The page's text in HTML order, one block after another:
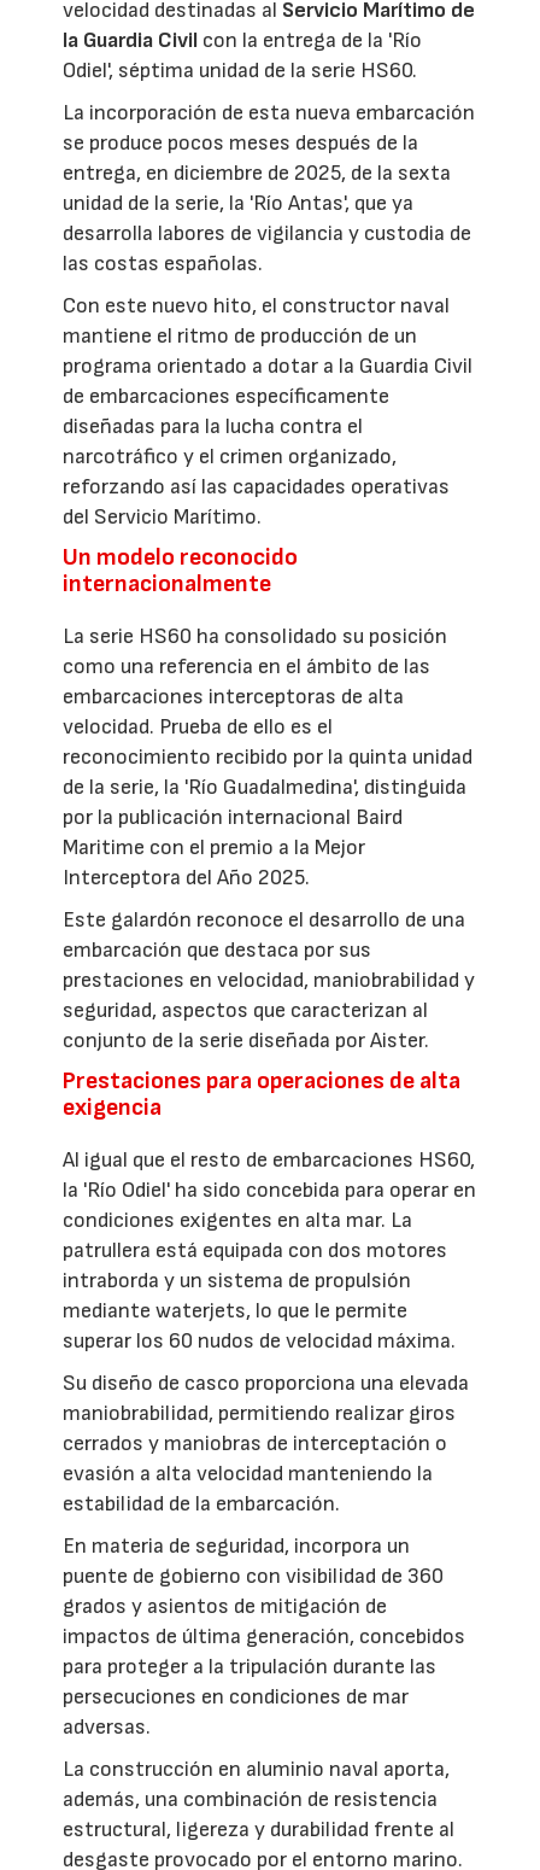
velocidad destinadas al Servicio Marítimo de
la Guardia Civil con la entrega de la 'Río
Odiel', séptima unidad de la serie HS60.
La incorporación de esta nueva embarcación
se produce pocos meses después de la
entrega, en diciembre de 2025, de la sexta
unidad de la serie, la 'Río Antas', que ya
desarrolla labores de vigilancia y custodia de
las costas españolas.
Con este nuevo hito, el constructor naval
mantiene el ritmo de producción de un
programa orientado a dotar a la Guardia Civil
de embarcaciones específicamente
diseñadas para la lucha contra el
narcotráfico y el crimen organizado,
reforzando así las capacidades operativas
del Servicio Marítimo.
Un modelo reconocido
internacionalmente
La serie HS60 ha consolidado su posición
como una referencia en el ámbito de las
embarcaciones interceptoras de alta
velocidad. Prueba de ello es el
reconocimiento recibido por la quinta unidad
de la serie, la 'Río Guadalmedina', distinguida
por la publicación internacional Baird
Maritime con el premio a la Mejor
Interceptora del Año 2025.
Este galardón reconoce el desarrollo de una
embarcación que destaca por sus
prestaciones en velocidad, maniobrabilidad y
seguridad, aspectos que caracterizan al
conjunto de la serie diseñada por Aister.
Prestaciones para operaciones de alta
exigencia
Al igual que el resto de embarcaciones HS60,
la 'Río Odiel' ha sido concebida para operar en
condiciones exigentes en alta mar. La
patrullera está equipada con dos motores
intraborda y un sistema de propulsión
mediante waterjets, lo que le permite
superar los 60 nudos de velocidad máxima.
Su diseño de casco proporciona una elevada
maniobrabilidad, permitiendo realizar giros
cerrados y maniobras de interceptación o
evasión a alta velocidad manteniendo la
estabilidad de la embarcación.
En materia de seguridad, incorpora un
puente de gobierno con visibilidad de 360
grados y asientos de mitigación de
impactos de última generación, concebidos
para proteger a la tripulación durante las
persecuciones en condiciones de mar
adversas.
La construcción en aluminio naval aporta,
además, una combinación de resistencia
estructural, ligereza y durabilidad frente al
desgaste provocado por el entorno marino.